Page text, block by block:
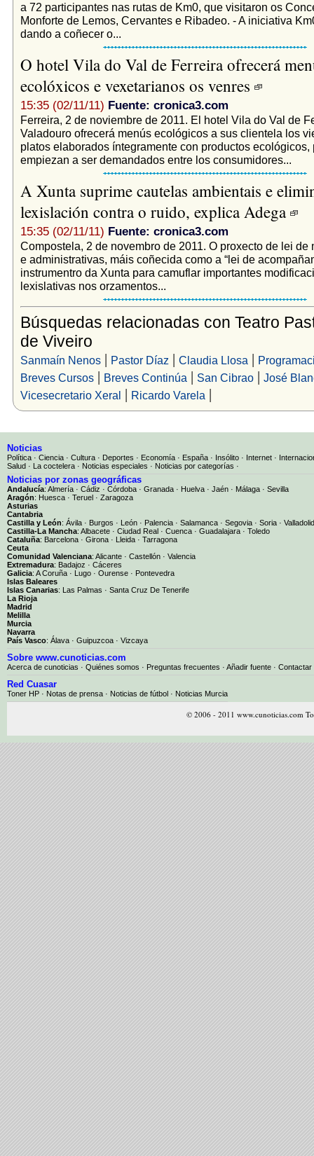
a 72 participantes nas rutas de Km0, que visitaron os
Monforte de Lemos, Cervantes e Ribadeo. - A iniciativa
dando a coñecer o...
O hotel Vila do Val de Ferreira ofrecerá
ecolóxicos e vexetarianos os venres
15:35 (02/11/11) Fuente: cronica3.com
Ferreira, 2 de noviembre de 2011. El hotel Vila do Val de
Valadouro ofrecerá menús ecológicos a sus clientela los
platos elaborados íntegramente con productos ecológicos,
empiezan a ser demandados entre los consumidores...
A Xunta suprime cautelas ambientais e
lexislación contra o ruido, explica Adega
15:35 (02/11/11) Fuente: cronica3.com
Compostela, 2 de novembro de 2011. O proxecto de lei de
e administrativas, máis coñecida como a “lei de
instrumentro da Xunta para camuflar importantes
lexislativas nos orzamentos...
Búsquedas relacionadas con Teatro
de Viveiro
Sanmaín Nenos| Pastor Díaz | Claudia Llosa |
Breves Cursos| Breves Continúa | San Cibrao| José
Vicesecretario Xeral | Ricardo Varela |
Noticias
Política · Ciencia · Cultura · Deportes · Economía · España · Insólito · Internet ·
Salud · La coctelera · Noticias especiales · Noticias por categorías ·
Noticias por zonas geográficas
Andalucía: Almería · Cádiz · Córdoba · Granada · Huelva · Jaén · Málaga · Sevilla
Aragón: Huesca · Teruel · Zaragoza
Asturias
Cantabria
Castilla y León: Ávila · Burgos · León · Palencia · Salamanca · Segovia · Soria · Valladolid
Castilla-La Mancha: Albacete · Ciudad Real · Cuenca · Guadalajara · Toledo
Cataluña: Barcelona · Girona · Lleida · Tarragona
Ceuta
Comunidad Valenciana: Alicante · Castellón · Valencia
Extremadura: Badajoz · Cáceres
Galicia: A Coruña · Lugo · Ourense · Pontevedra
Islas Baleares
Islas Canarias: Las Palmas · Santa Cruz De Tenerife
La Rioja
Madrid
Melilla
Murcia
Navarra
País Vasco: Álava · Guipuzcoa · Vizcaya
Sobre www.cunoticias.com
Acerca de cunoticias · Quiénes somos · Preguntas frecuentes · Añadir fuente · Contactar
Red Cuasar
Toner HP · Notas de prensa · Noticias de fútbol · Noticias Murcia
© 2006 - 2011 www.cunoticias.com